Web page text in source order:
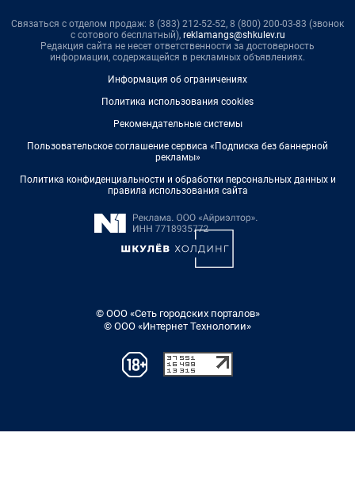
Связаться с отделом продаж: 8 (383) 212-52-52, 8 (800) 200-03-83 (звонок
с сотового бесплатный), reklamangs@shkulev.ru
Редакция сайта не несет ответственности за достоверность
информации, содержащейся в рекламных объявлениях.
Информация об ограничениях
Политика использования cookies
Рекомендательные системы
Пользовательское соглашение сервиса «Подписка без баннерной
рекламы»
Политика конфиденциальности и обработки персональных данных и
правила использования сайта
© ООО «Сеть городских порталов»
© ООО «Интернет Технологии»